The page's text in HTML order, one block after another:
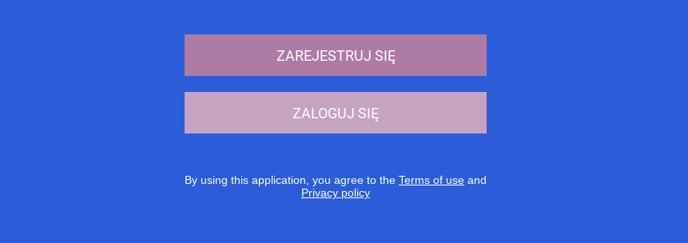
ZAREJESTRUJ SIĘ
ZALOGUJ SIĘ
By using this application, you agree to the Terms of use and
Privacy policy